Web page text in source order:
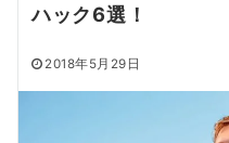
ハック6選！
2018年5月29日